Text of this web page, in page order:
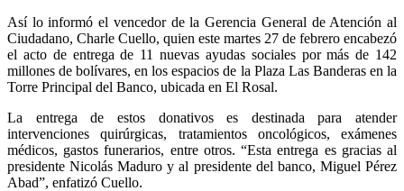
Así lo informó el vencedor de la Gerencia General de Atención al
Ciudadano, Charle Cuello, quien este martes 27 de febrero encabezó
el acto de entrega de 11 nuevas ayudas sociales por más de 142
millones de bolívares, en los espacios de la Plaza Las Banderas en la
Torre Principal del Banco, ubicada en El Rosal.
La entrega de estos donativos es destinada para atender
intervenciones quirúrgicas, tratamientos oncológicos, exámenes
médicos, gastos funerarios, entre otros. “Esta entrega es gracias al
presidente Nicolás Maduro y al presidente del banco, Miguel Pérez
Abad”, enfatizó Cuello.